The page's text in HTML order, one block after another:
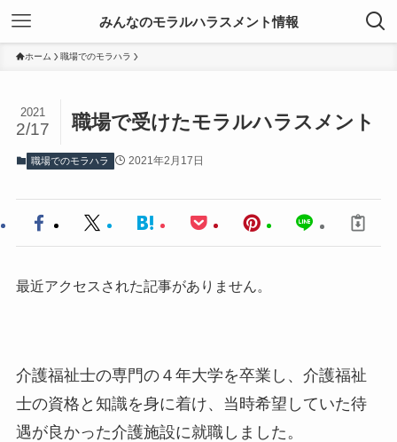
みんなのモラルハラスメント情報
ホーム 職場でのモラハラ
職場で受けたモラルハラスメント
2021
2/17
職場でのモラハラ 2021年2月17日
最近アクセスされた記事がありません。
介護福祉士の専門の４年大学を卒業し、介護福祉
士の資格と知識を身に着け、当時希望していた待
遇が良かった介護施設に就職しました。